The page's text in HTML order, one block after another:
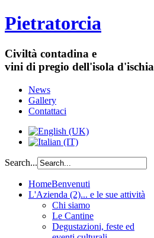
Pietratorcia
Civiltà contadina e
vini di pregio dell'isola d'ischia
News
Gallery
Contattaci
Search...
HomeBenvenuti
L'Azienda (2)... e le sue attività
Chi siamo
Le Cantine
Degustazioni, feste ed